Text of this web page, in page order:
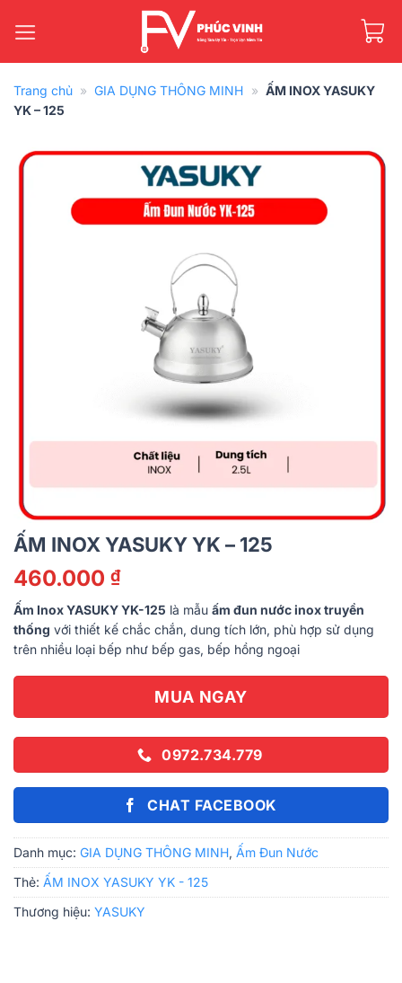
qua
Trang chủ » GIA DỤNG THÔNG MINH » ẤM INOX YASUKY
YK – 125
ẤM INOX YASUKY YK – 125
460.000 ₫
Ấm Inox YASUKY YK-125 là mẫu ấm đun nước inox truyền
thống với thiết kế chắc chắn, dung tích lớn, phù hợp sử dụng
trên nhiều loại bếp như bếp gas, bếp hồng ngoại
MUA NGAY
0972.734.779
CHAT FACEBOOK
Danh mục: GIA DỤNG THÔNG MINH, Ấm Đun Nước
Thẻ: ẤM INOX YASUKY YK - 125
Thương hiệu: YASUKY